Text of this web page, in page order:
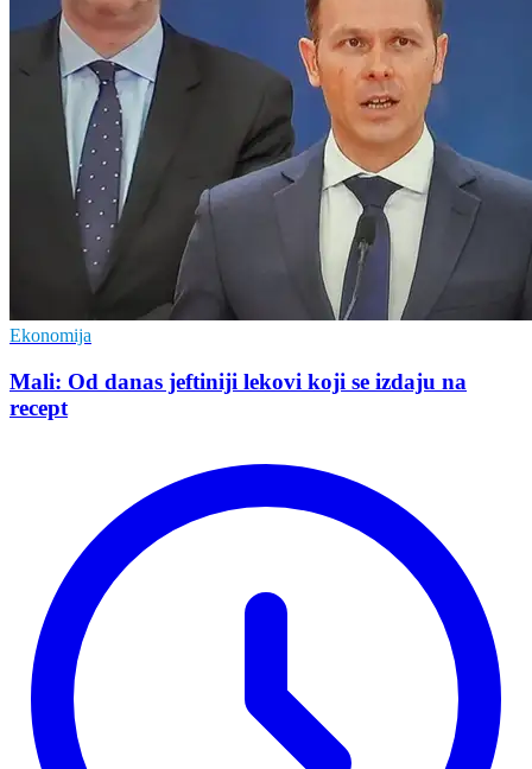
Ekonomija
Mali: Od danas jeftiniji lekovi koji se izdaju na
recept